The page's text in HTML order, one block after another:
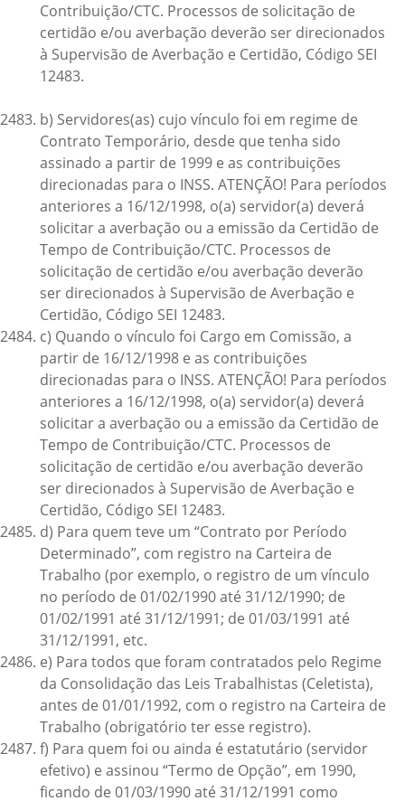
Contribuição/CTC. Processos de solicitação de
certidão e/ou averbação deverão ser direcionados
à Supervisão de Averbação e Certidão, Código SEI
12483.
b) Servidores(as) cujo vínculo foi em regime de
Contrato Temporário, desde que tenha sido
assinado a partir de 1999 e as contribuições
direcionadas para o INSS. ATENÇÃO! Para períodos
anteriores a 16/12/1998, o(a) servidor(a) deverá
solicitar a averbação ou a emissão da Certidão de
Tempo de Contribuição/CTC. Processos de
solicitação de certidão e/ou averbação deverão
ser direcionados à Supervisão de Averbação e
Certidão, Código SEI 12483.
c) Quando o vínculo foi Cargo em Comissão, a
partir de 16/12/1998 e as contribuições
direcionadas para o INSS. ATENÇÃO! Para períodos
anteriores a 16/12/1998, o(a) servidor(a) deverá
solicitar a averbação ou a emissão da Certidão de
Tempo de Contribuição/CTC. Processos de
solicitação de certidão e/ou averbação deverão
ser direcionados à Supervisão de Averbação e
Certidão, Código SEI 12483.
d) Para quem teve um “Contrato por Período
Determinado”, com registro na Carteira de
Trabalho (por exemplo, o registro de um vínculo
no período de 01/02/1990 até 31/12/1990; de
01/02/1991 até 31/12/1991; de 01/03/1991 até
31/12/1991, etc.
e) Para todos que foram contratados pelo Regime
da Consolidação das Leis Trabalhistas (Celetista),
antes de 01/01/1992, com o registro na Carteira de
Trabalho (obrigatório ter esse registro).
f) Para quem foi ou ainda é estatutário (servidor
efetivo) e assinou “Termo de Opção”, em 1990,
ficando de 01/03/1990 até 31/12/1991 como